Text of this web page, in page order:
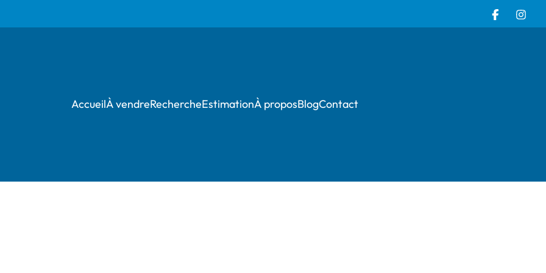
AccueilÀ vendreRechercheEstimationÀ proposBlogContact